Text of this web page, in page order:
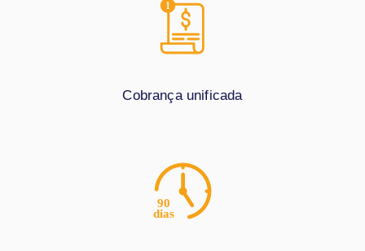
Cobrança unificada